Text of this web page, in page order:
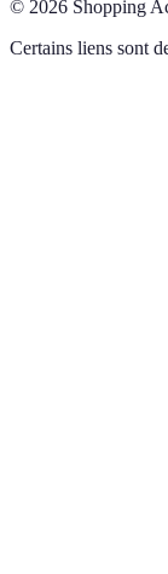
© 2026 Shopping
Certains liens sont